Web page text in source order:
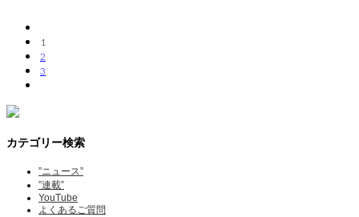
1
2
3
カテゴリー検索
”ニュース”
”連載”
YouTube
よくあるご質問